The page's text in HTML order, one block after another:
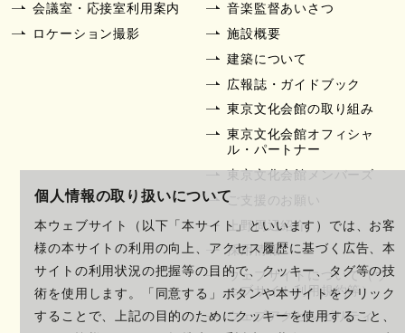
個人情報の取り扱いについて
本ウェブサイト（以下「本サイト」といいます）では、お客
様の本サイトの利用の向上、アクセス履歴に基づく広告、本
サイトの利用状況の把握等の目的で、クッキー、タグ等の技
術を使用します。「同意する」ボタンや本サイトをクリック
することで、上記の目的のためにクッキーを使用すること、
会議室・応接室利用案内
ロケーション撮影
音楽監督あいさつ
施設概要
建築について
広報誌・ガイドブック
東京文化会館の取り組み
東京文化会館オフィシャ
ル・パートナー
東京文化会館メンバーズ
ご支援のお願い
上野周辺紹介
採用情報
ウェブサイトについて（ウ
ェブサイト利用規約等）
ウェブアクセシビリティ